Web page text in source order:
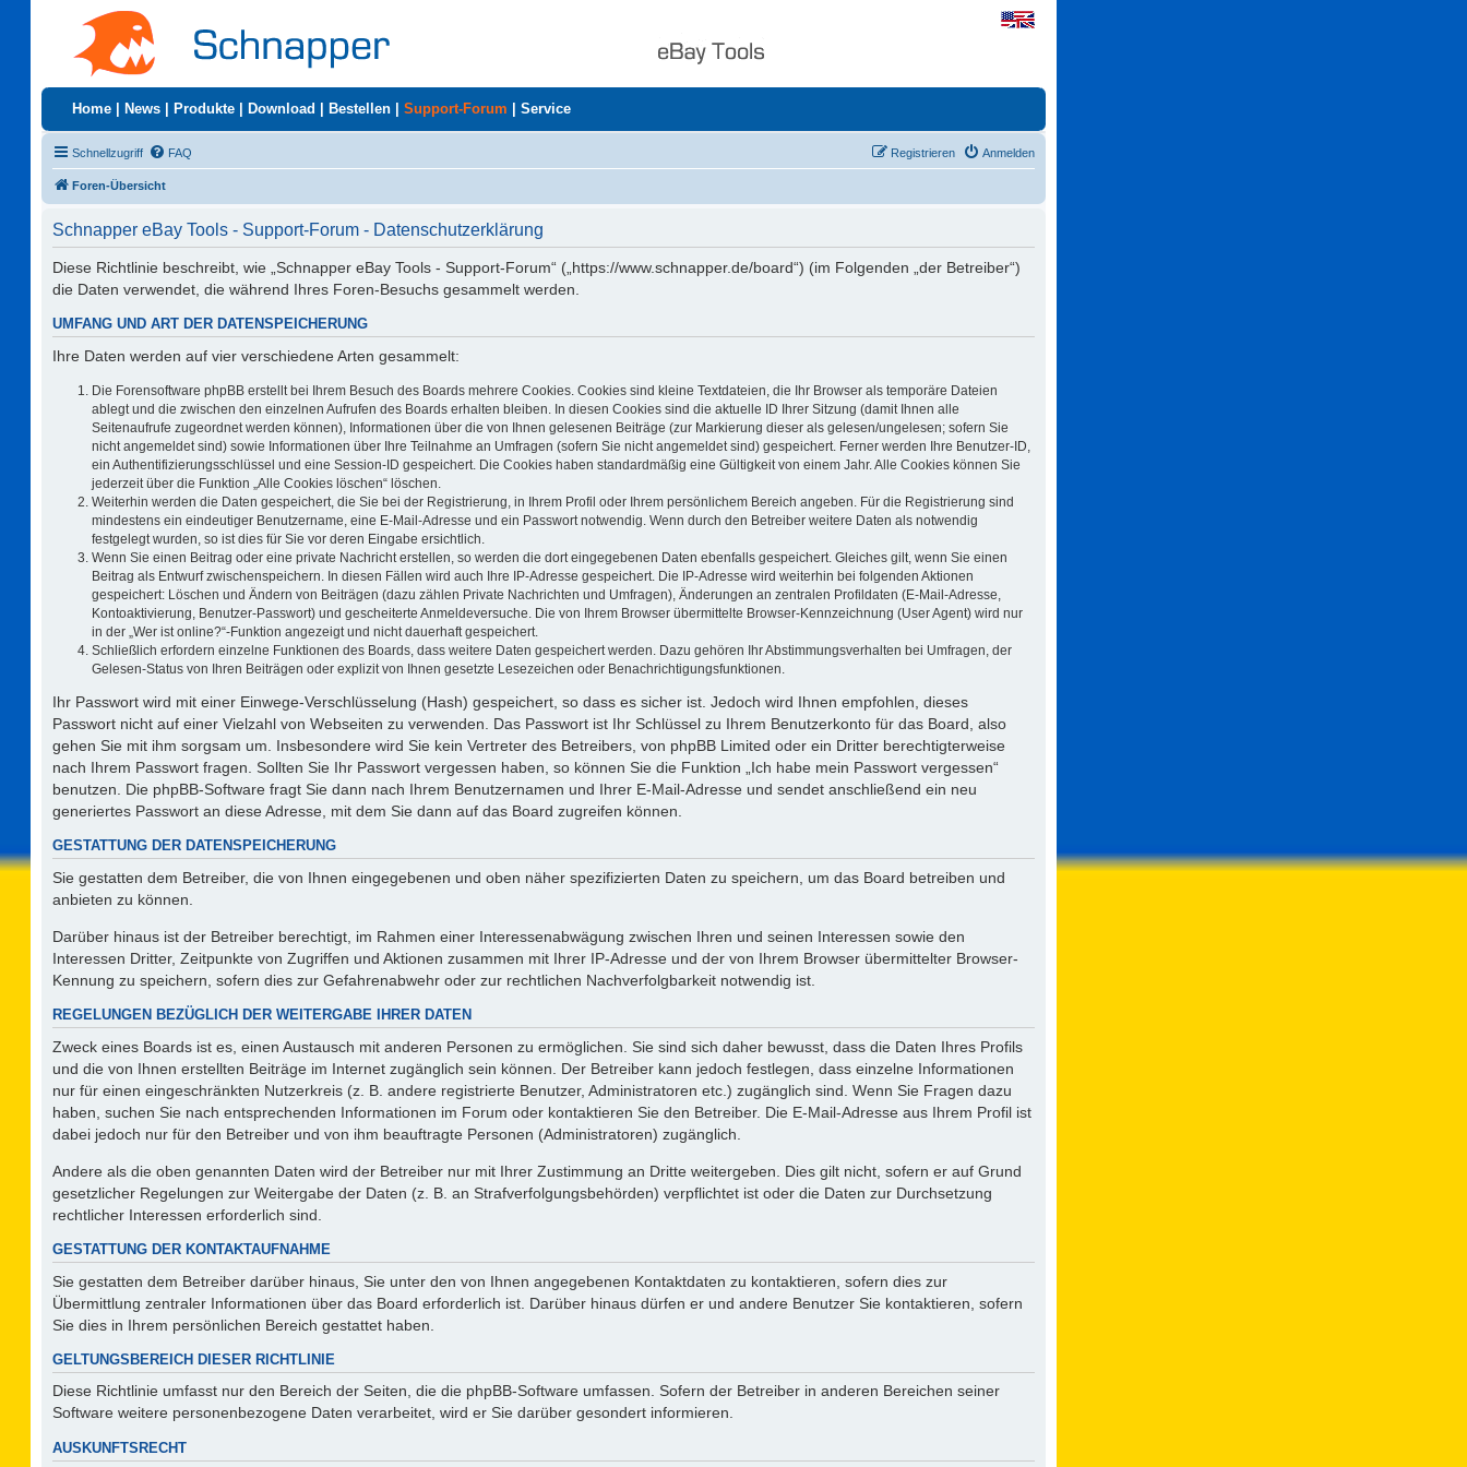
Home News Produkte Download Bestellen Support-Forum Service
Schnellzugriff FAQ Anmelden
Registrieren
Foren-Übersicht
Schnapper eBay Tools - Support-Forum - Datenschutzerklärung
Diese Richtlinie beschreibt, wie „Schnapper eBay Tools - Support-Forum“ („https://www.schnapper.de/board“) (im Folgenden „der Betreiber“)
die Daten verwendet, die während Ihres Foren-Besuchs gesammelt werden.
UMFANG UND ART DER DATENSPEICHERUNG
Ihre Daten werden auf vier verschiedene Arten gesammelt:
Die Forensoftware phpBB erstellt bei Ihrem Besuch des Boards mehrere Cookies. Cookies sind kleine Textdateien, die Ihr Browser als temporäre Dateien
ablegt und die zwischen den einzelnen Aufrufen des Boards erhalten bleiben. In diesen Cookies sind die aktuelle ID Ihrer Sitzung (damit Ihnen alle
Seitenaufrufe zugeordnet werden können), Informationen über die von Ihnen gelesenen Beiträge (zur Markierung dieser als gelesen/ungelesen; sofern Sie
nicht angemeldet sind) sowie Informationen über Ihre Teilnahme an Umfragen (sofern Sie nicht angemeldet sind) gespeichert. Ferner werden Ihre Benutzer-ID,
ein Authentifizierungsschlüssel und eine Session-ID gespeichert. Die Cookies haben standardmäßig eine Gültigkeit von einem Jahr. Alle Cookies können Sie
jederzeit über die Funktion „Alle Cookies löschen“ löschen.
Weiterhin werden die Daten gespeichert, die Sie bei der Registrierung, in Ihrem Profil oder Ihrem persönlichem Bereich angeben. Für die Registrierung sind
mindestens ein eindeutiger Benutzername, eine E-Mail-Adresse und ein Passwort notwendig. Wenn durch den Betreiber weitere Daten als notwendig
festgelegt wurden, so ist dies für Sie vor deren Eingabe ersichtlich.
Wenn Sie einen Beitrag oder eine private Nachricht erstellen, so werden die dort eingegebenen Daten ebenfalls gespeichert. Gleiches gilt, wenn Sie einen
Beitrag als Entwurf zwischenspeichern. In diesen Fällen wird auch Ihre IP-Adresse gespeichert. Die IP-Adresse wird weiterhin bei folgenden Aktionen
gespeichert: Löschen und Ändern von Beiträgen (dazu zählen Private Nachrichten und Umfragen), Änderungen an zentralen Profildaten (E-Mail-Adresse,
Kontoaktivierung, Benutzer-Passwort) und gescheiterte Anmeldeversuche. Die von Ihrem Browser übermittelte Browser-Kennzeichnung (User Agent) wird nur
in der „Wer ist online?“-Funktion angezeigt und nicht dauerhaft gespeichert.
Schließlich erfordern einzelne Funktionen des Boards, dass weitere Daten gespeichert werden. Dazu gehören Ihr Abstimmungsverhalten bei Umfragen, der
Gelesen-Status von Ihren Beiträgen oder explizit von Ihnen gesetzte Lesezeichen oder Benachrichtigungsfunktionen.
Ihr Passwort wird mit einer Einwege-Verschlüsselung (Hash) gespeichert, so dass es sicher ist. Jedoch wird Ihnen empfohlen, dieses
Passwort nicht auf einer Vielzahl von Webseiten zu verwenden. Das Passwort ist Ihr Schlüssel zu Ihrem Benutzerkonto für das Board, also
gehen Sie mit ihm sorgsam um. Insbesondere wird Sie kein Vertreter des Betreibers, von phpBB Limited oder ein Dritter berechtigterweise
nach Ihrem Passwort fragen. Sollten Sie Ihr Passwort vergessen haben, so können Sie die Funktion „Ich habe mein Passwort vergessen“
benutzen. Die phpBB-Software fragt Sie dann nach Ihrem Benutzernamen und Ihrer E-Mail-Adresse und sendet anschließend ein neu
generiertes Passwort an diese Adresse, mit dem Sie dann auf das Board zugreifen können.
GESTATTUNG DER DATENSPEICHERUNG
Sie gestatten dem Betreiber, die von Ihnen eingegebenen und oben näher spezifizierten Daten zu speichern, um das Board betreiben und
anbieten zu können.
Darüber hinaus ist der Betreiber berechtigt, im Rahmen einer Interessenabwägung zwischen Ihren und seinen Interessen sowie den
Interessen Dritter, Zeitpunkte von Zugriffen und Aktionen zusammen mit Ihrer IP-Adresse und der von Ihrem Browser übermittelter Browser-
Kennung zu speichern, sofern dies zur Gefahrenabwehr oder zur rechtlichen Nachverfolgbarkeit notwendig ist.
REGELUNGEN BEZÜGLICH DER WEITERGABE IHRER DATEN
Zweck eines Boards ist es, einen Austausch mit anderen Personen zu ermöglichen. Sie sind sich daher bewusst, dass die Daten Ihres Profils
und die von Ihnen erstellten Beiträge im Internet zugänglich sein können. Der Betreiber kann jedoch festlegen, dass einzelne Informationen
nur für einen eingeschränkten Nutzerkreis (z. B. andere registrierte Benutzer, Administratoren etc.) zugänglich sind. Wenn Sie Fragen dazu
haben, suchen Sie nach entsprechenden Informationen im Forum oder kontaktieren Sie den Betreiber. Die E-Mail-Adresse aus Ihrem Profil ist
dabei jedoch nur für den Betreiber und von ihm beauftragte Personen (Administratoren) zugänglich.
Andere als die oben genannten Daten wird der Betreiber nur mit Ihrer Zustimmung an Dritte weitergeben. Dies gilt nicht, sofern er auf Grund
gesetzlicher Regelungen zur Weitergabe der Daten (z. B. an Strafverfolgungsbehörden) verpflichtet ist oder die Daten zur Durchsetzung
rechtlicher Interessen erforderlich sind.
GESTATTUNG DER KONTAKTAUFNAHME
Sie gestatten dem Betreiber darüber hinaus, Sie unter den von Ihnen angegebenen Kontaktdaten zu kontaktieren, sofern dies zur
Übermittlung zentraler Informationen über das Board erforderlich ist. Darüber hinaus dürfen er und andere Benutzer Sie kontaktieren, sofern
Sie dies in Ihrem persönlichen Bereich gestattet haben.
GELTUNGSBEREICH DIESER RICHTLINIE
Diese Richtlinie umfasst nur den Bereich der Seiten, die die phpBB-Software umfassen. Sofern der Betreiber in anderen Bereichen seiner
Software weitere personenbezogene Daten verarbeitet, wird er Sie darüber gesondert informieren.
AUSKUNFTSRECHT